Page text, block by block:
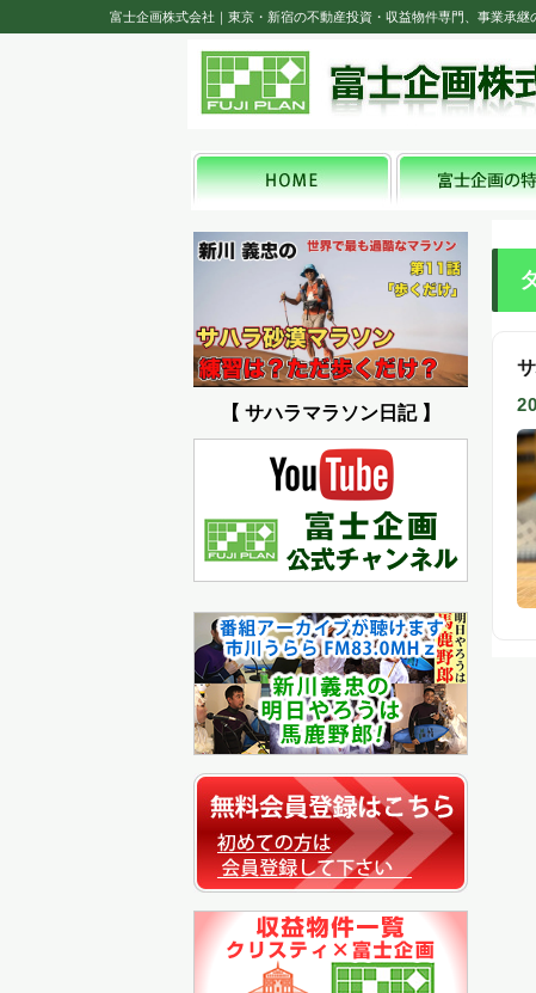
富士企画株式会社｜東京・新宿の不動産投資・収益物件専門、事業承継
【 サハラマラソン日記 】